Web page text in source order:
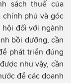
sách thuế của
chính phủ và góc
đối với ngành
bồi dưỡng, cần
phát triển đúng
như vậy, cần
để các doanh